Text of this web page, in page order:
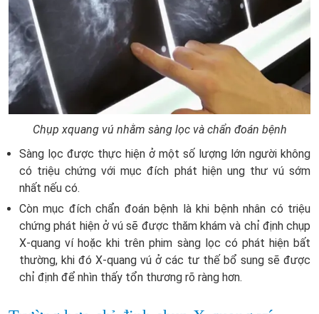
Chụp xquang vú nhằm sàng lọc và chẩn đoán bệnh
Sàng lọc được thực hiện ở một số lượng lớn người không
có triệu chứng với mục đích phát hiện ung thư vú sớm
nhất nếu có.
Còn mục đích chẩn đoán bệnh là khi bệnh nhân có triệu
chứng phát hiện ở vú sẽ được thăm khám và chỉ định chụp
X-quang ví hoặc khi trên phim sàng lọc có phát hiện bất
thường, khi đó X-quang vú ở các tư thế bổ sung sẽ được
chỉ định để nhìn thấy tổn thương rõ ràng hơn.